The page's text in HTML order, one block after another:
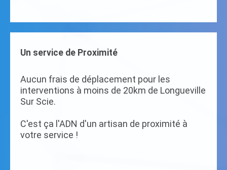
Un service de Proximité
Aucun frais de déplacement pour les
interventions à moins de 20km de Longueville
Sur Scie.
C'est ça l'ADN d'un artisan de proximité à
votre service !